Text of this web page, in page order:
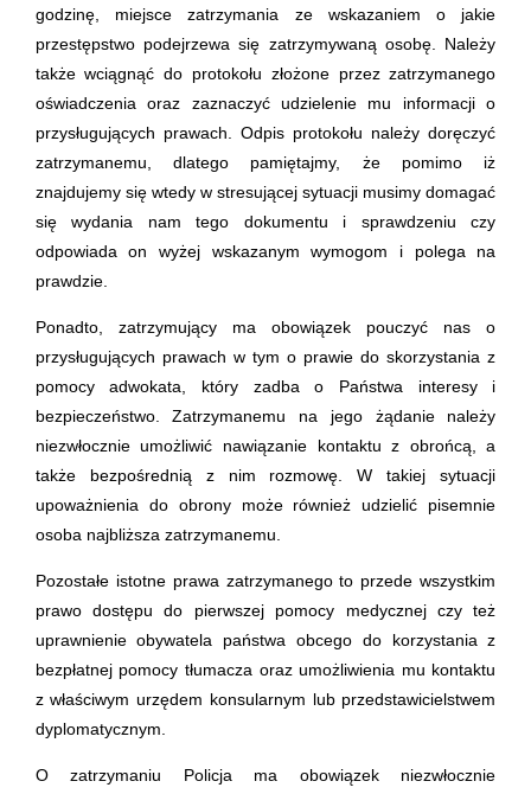
godzinę, miejsce zatrzymania ze wskazaniem o jakie
przestępstwo podejrzewa się zatrzymywaną osobę. Należy
także wciągnąć do protokołu złożone przez zatrzymanego
oświadczenia oraz zaznaczyć udzielenie mu informacji o
przysługujących prawach. Odpis protokołu należy doręczyć
zatrzymanemu, dlatego pamiętajmy, że pomimo iż
znajdujemy się wtedy w stresującej sytuacji musimy domagać
się wydania nam tego dokumentu i sprawdzeniu czy
odpowiada on wyżej wskazanym wymogom i polega na
prawdzie.
Ponadto, zatrzymujący ma obowiązek pouczyć nas o
przysługujących prawach w tym o prawie do skorzystania z
pomocy adwokata, który zadba o Państwa interesy i
bezpieczeństwo. Zatrzymanemu na jego żądanie należy
niezwłocznie umożliwić nawiązanie kontaktu z obrońcą, a
także bezpośrednią z nim rozmowę. W takiej sytuacji
upoważnienia do obrony może również udzielić pisemnie
osoba najbliższa zatrzymanemu.
Pozostałe istotne prawa zatrzymanego to przede wszystkim
prawo dostępu do pierwszej pomocy medycznej czy też
uprawnienie obywatela państwa obcego do korzystania z
bezpłatnej pomocy tłumacza oraz umożliwienia mu kontaktu
z właściwym urzędem konsularnym lub przedstawicielstwem
dyplomatycznym.
O zatrzymaniu Policja ma obowiązek niezwłocznie